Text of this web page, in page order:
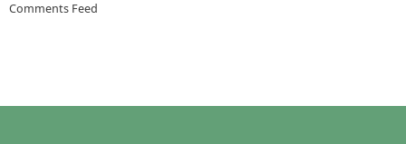
Comments Feed